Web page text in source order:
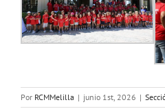
Por RCMMelilla | junio 1st, 2026 |